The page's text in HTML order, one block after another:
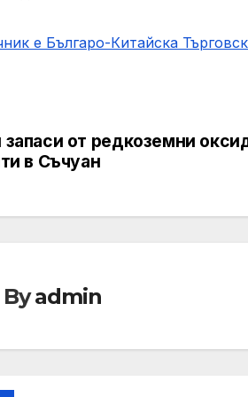
е Българо-Китайска
от редкоземни
в Съчуан
Byadmin